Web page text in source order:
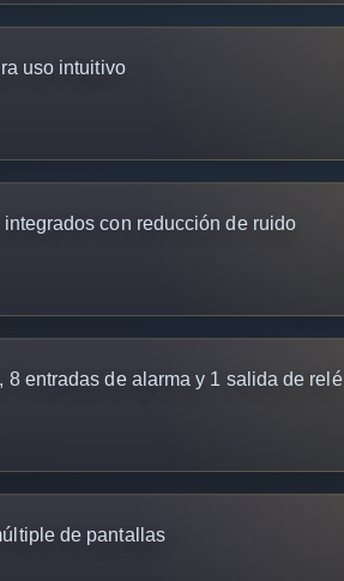
uso intuitivo
con reducción de ruido
8 entradas de alarma y 1 salida de relé
de pantallas